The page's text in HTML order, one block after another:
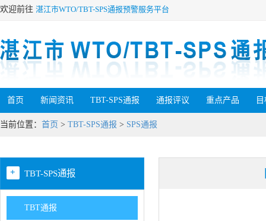
欢迎前往 湛江市WTO/TBT-SPS通报预警服务平台
首页 新闻资讯 TBT-SPS通报 通报评议 重点产品
当前位置： 首页 > TBT-SPS通报 > SPS通报
+ TBT-SPS通报
TBT通报